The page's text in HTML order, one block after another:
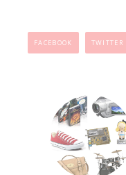
FACEBOOK TWITTER